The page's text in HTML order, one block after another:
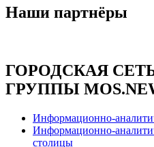
Наши партнёры
ГОРОДСКАЯ
ГРУППЫ
Информационно-
Информационно-
столицы